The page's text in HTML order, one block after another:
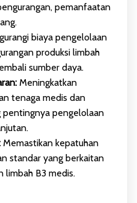
pemanfaatan
biaya pengelolaan
produksi limbah
sumber daya.
Meningkatkan
tenaga medis dan
pengelolaan
Memastikan kepatuhan
standar yang berkaitan
limbah B3 medis.